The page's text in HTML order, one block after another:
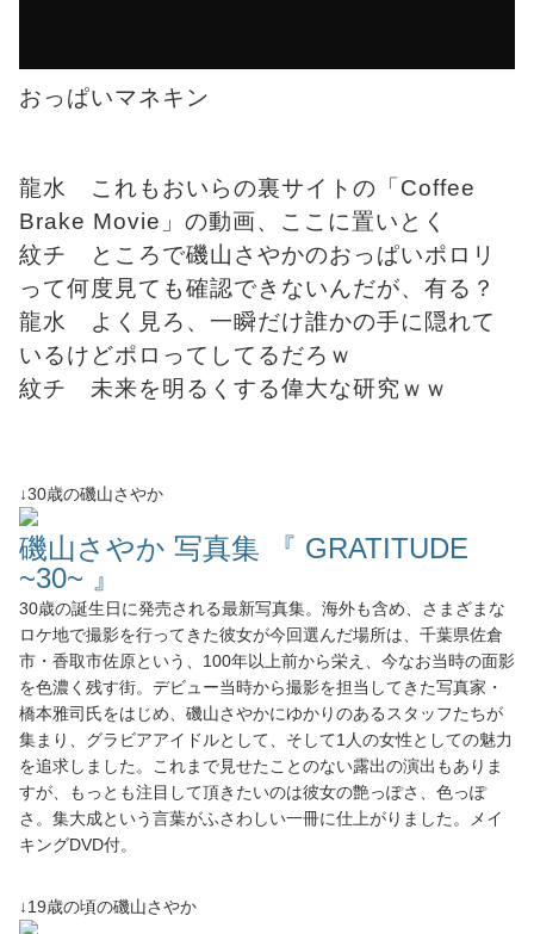
おっぱいマネキン
龍水 これもおいらの裏サイトの「Coffee
Brake Movie」の動画、ここに置いとく
紋チ ところで磯山さやかのおっぱいポロリ
って何度見ても確認できないんだが、有る？
龍水 よく見ろ、一瞬だけ誰かの手に隠れて
いるけどポロってしてるだろｗ
紋チ 未来を明るくする偉大な研究ｗｗ
↓30歳の磯山さやか
磯山さやか 写真集 『 GRATITUDE
~30~ 』
30歳の誕生日に発売される最新写真集。海外も含め、さまざまな
ロケ地で撮影を行ってきた彼女が今回選んだ場所は、千葉県佐倉
市・香取市佐原という、100年以上前から栄え、今なお当時の面影
を色濃く残す街。デビュー当時から撮影を担当してきた写真家・
橋本雅司氏をはじめ、磯山さやかにゆかりのあるスタッフたちが
集まり、グラビアアイドルとして、そして1人の女性としての魅力
を追求しました。これまで見せたことのない露出の演出もありま
すが、もっとも注目して頂きたいのは彼女の艶っぽさ、色っぽ
さ。集大成という言葉がふさわしい一冊に仕上がりました。メイ
キングDVD付。
↓19歳の頃の磯山さやか